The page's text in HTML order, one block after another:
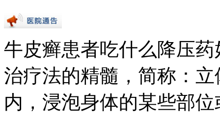
牛皮癣患者吃什么降压
治疗法的精髓，简称：
内，浸泡身体的某些部